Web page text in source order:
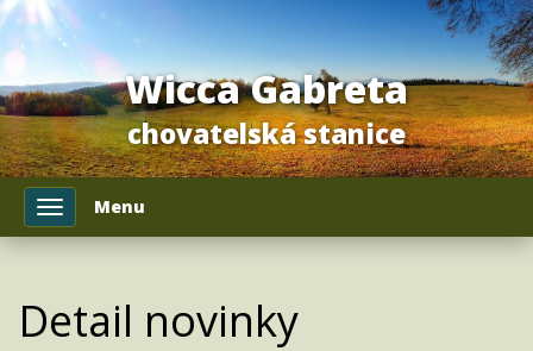
Wicca Gabreta
chovatelská stanice
Toggle
navigation
Menu
Detail novinky